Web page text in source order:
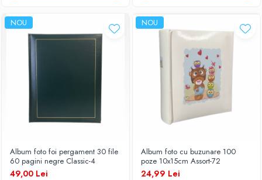
NOU
Album foto foi pergament 30 file
60 pagini negre Classic-4
49,00 Lei
NOU
Album foto cu buzunare 100
poze 10x15cm Assort-72
24,99 Lei